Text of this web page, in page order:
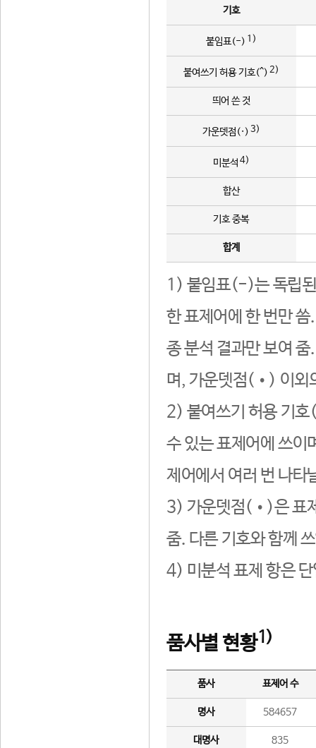
기호
붙임표(-) 1)
붙여쓰기 허용 기호(^) 2)
띄어 쓴 것
가운뎃점(·) 3)
미분석 4)
합산
기호 중복
합계
1) 붙임표(-)는 독립된
한 표제어에 한 번만
종 분석 결과만 보여
며, 가운뎃점(•) 이외
2) 붙여쓰기 허용 기호
수 있는 표제어에 쓰이
제어에서 여러 번 나타
3) 가운뎃점(•)은 표
줌. 다른 기호와 함께
4) 미분석 표제 항은
품사별 현황1)
품사 표제어 수
명사 584657
대명사 835